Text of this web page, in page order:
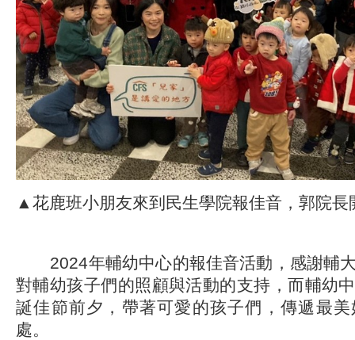
▲花鹿班小朋友來到民生學院報佳音，郭院長
2024年輔幼中心的報佳音活動，感謝輔
對輔幼孩子們的照顧與活動的支持，而輔幼
誕佳節前夕，帶著可愛的孩子們，傳遞最
處。